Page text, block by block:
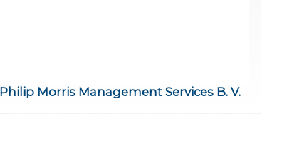
Philip Morris Management Services B. V.